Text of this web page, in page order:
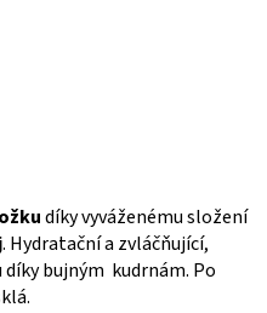
díky vyváženému složení
. Hydratační a zvláčňující,
bujným kudrnám. Po